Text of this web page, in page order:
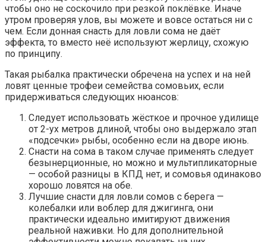
чтобы оно не соскочило при резкой поклёвке. Иначе
утром проверяя улов, вы можете и вовсе остаться ни с
чем. Если донная снасть для ловли сома не даёт
эффекта, то вместо неё используют жерлицу, схожую
по принципу.
Такая рыбалка практически обречена на успех и на ней
ловят ценные трофеи семейства сомовьих, если
придерживаться следующих нюансов:
Следует использовать жёсткое и прочное удилище
от 2-ух метров длиной, чтобы оно выдержало этап
«подсечки» рыбы, особенно если на дворе июнь.
Снасти на сома в таком случае применять следует
безынерционные, но можно и мультипликаторные
— особой разницы в КПД нет, и сомовья одинаково
хорошо ловятся на обе.
Лучшие снасти для ловли сомов с берега —
колебалки или воблер для джигинга, они
практически идеально имитируют движения
реальной наживки. Но для дополнительной